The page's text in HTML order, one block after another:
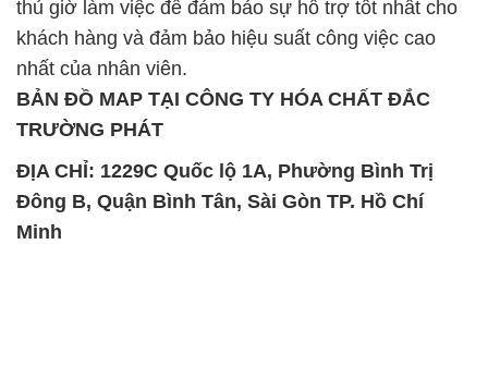
thủ giờ làm việc để đảm bảo sự hỗ trợ tốt nhất cho
khách hàng và đảm bảo hiệu suất công việc cao
nhất của nhân viên.
BẢN ĐỒ MAP TẠI CÔNG TY HÓA CHẤT ĐẮC
TRƯỜNG PHÁT
ĐỊA CHỈ: 1229C Quốc lộ 1A, Phường Bình Trị
Đông B, Quận Bình Tân, Sài Gòn TP. Hồ Chí
Minh